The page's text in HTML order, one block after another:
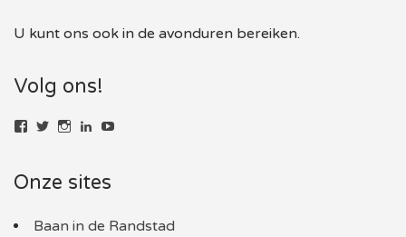
U kunt ons ook in de avonduren bereiken.
Volg ons!
Bekijk
baaninlimburg.nl
Bekijk
BaaninLimburgNL
Bekijk
baaninlimburg.nl
LinkedIn
Onze sites
Baan in de Randstad